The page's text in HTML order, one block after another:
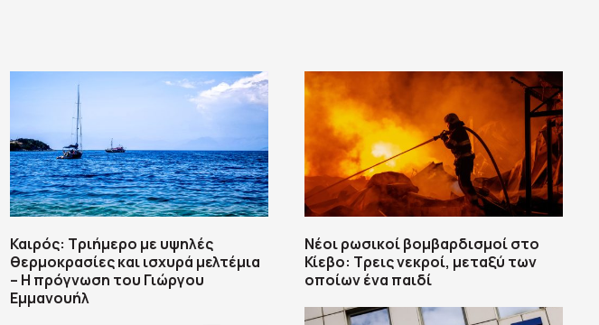
Καιρός: Τριήμερο με υψηλές
θερμοκρασίες και ισχυρά μελτέμια
– Η πρόγνωση του Γιώργου
Εμμανουήλ
Νέοι ρωσικοί βομβαρδισμοί στο
Κίεβο: Τρεις νεκροί, μεταξύ των
οποίων ένα παιδί